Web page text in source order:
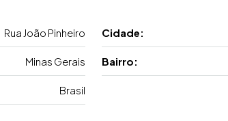
Rua João Pinheiro Cidade:
Minas Gerais Bairro:
Brasil